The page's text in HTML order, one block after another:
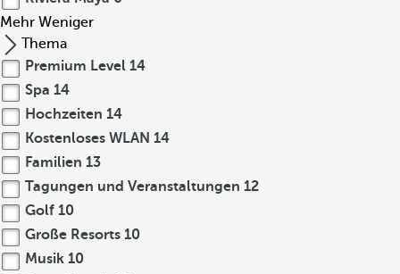
Mehr Weniger
Thema
Premium Level 14
Spa 14
Hochzeiten 14
Kostenloses WLAN 14
Familien 13
Tagungen und Veranstaltungen 12
Golf 10
Große Resorts 10
Musik 10